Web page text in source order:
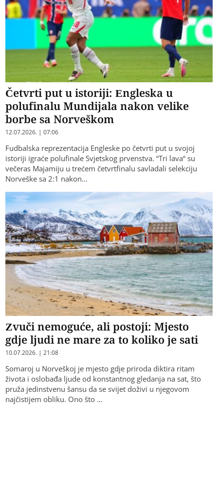
Četvrti put u istoriji: Engleska u
polufinalu Mundijala nakon velike
borbe sa Norveškom
12.07.2026. | 07:06
Fudbalska reprezentacija Engleske po četvrti put u svojoj
istoriji igraće polufinale Svjetskog prvenstva. “Tri lava“ su
večeras Majamiju u trećem četvrtfinalu savladali selekciju
Norveške sa 2:1 nakon…
Zvuči nemoguće, ali postoji: Mjesto
gdje ljudi ne mare za to koliko je sati
10.07.2026. | 21:08
Somaroj u Norveškoj je mjesto gdje priroda diktira ritam
života i oslobađa ljude od konstantnog gledanja na sat, što
pruža jedinstvenu šansu da se svijet doživi u njegovom
najčistijem obliku. Ono što …